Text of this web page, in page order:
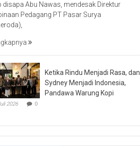
disapa Abu Nawas, mendesak Direktur
Pedagang PT Pasar Surya
Ketika Rindu Menjadi Rasa, dan
Sydney Menjadi Indonesia,
Pandawa Warung Kopi
2026 0